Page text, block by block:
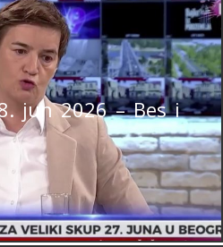
jun 2026 – Bes i